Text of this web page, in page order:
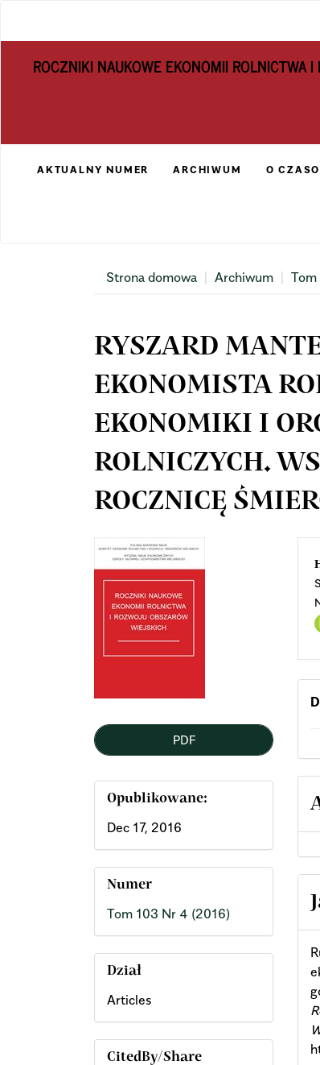
Content
ROCZNIKI NAUKOWE EKONOMII ROLNICTWA
AKTUALNY NUMER ARCHIWUM O
Strona domowa Archiwum
RYSZARD
EKONOMISTA
EKONOMIKI I
ROLNICZYCH.
ROCZNICĘ
Article
Sidebar
PDF
Opublikowane:
Dec 17, 2016
Numer
Tom 103 Nr 4 (2016)
Dział
Articles
CitedBy/Share